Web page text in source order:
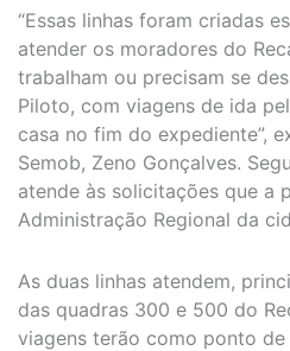
“Essas linhas foram criadas
atender os moradores do
trabalham ou precisam se
Piloto, com viagens de ida
casa no fim do expediente”,
Semob, Zeno Gonçalves.
atende às solicitações que a
Administração Regional da
As duas linhas atendem,
das quadras 300 e 500 do
viagens terão como ponto